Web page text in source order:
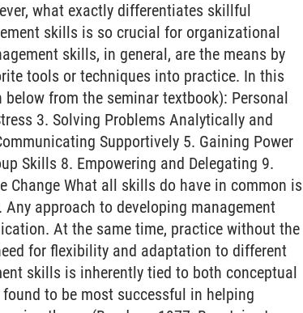
what exactly differentiates skillful
skills is so crucial for organizational
skills, in general, are the means by
tools or techniques into practice. In this
from the seminar textbook): Personal
3. Solving Problems Analytically and
Supportively 5. Gaining Power
Skills 8. Empowering and Delegating 9.
Change What all skills do have in common is
approach to developing management
At the same time, practice without the
for flexibility and adaptation to different
skills is inherently tied to both conceptual
to be most successful in helping